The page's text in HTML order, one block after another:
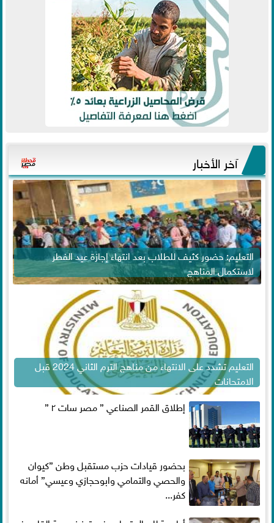
آخر الأخبار
التعليم: حضور كثيف للطلاب بعد انتهاء إجازة عيد الفطر
لاستكمال المناهج
التعليم تشدد على الانتهاء من مناهج الترم الثاني 2024 قبل
الامتحانات
إطلاق القمر الصناعي ” مصر سات ٢ ”
بحضور قيادات حزب مستقبل وطن ”كيوان
والحصي والتمامي وابوحجازي وعيسي” أمانه
كفر...